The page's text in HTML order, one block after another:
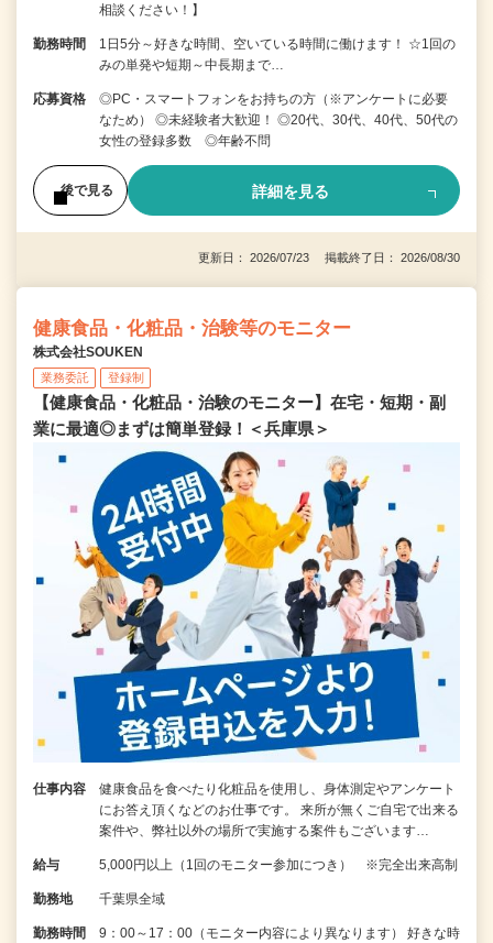
相談ください！】
勤務時間
1日5分～好きな時間、空いている時間に働けます！ ☆1回の
みの単発や短期～中長期まで…
応募資格
◎PC・スマートフォンをお持ちの方（※アンケートに必要
なため） ◎未経験者大歓迎！ ◎20代、30代、40代、50代の
女性の登録多数 ◎年齢不問
後で見る 詳細を見る
更新日： 2026/07/23 掲載終了日： 2026/08/30
健康食品・化粧品・治験等のモニター
株式会社SOUKEN
業務委託 登録制
【健康食品・化粧品・治験のモニター】在宅・短期・副
業に最適◎まずは簡単登録！＜兵庫県＞
仕事内容
健康食品を食べたり化粧品を使用し、身体測定やアンケート
にお答え頂くなどのお仕事です。 来所が無くご自宅で出来る
案件や、弊社以外の場所で実施する案件もございます…
給与 5,000円以上（1回のモニター参加につき） ※完全出来高制
勤務地 千葉県全域
勤務時間
9：00～17：00（モニター内容により異なります） 好きな時